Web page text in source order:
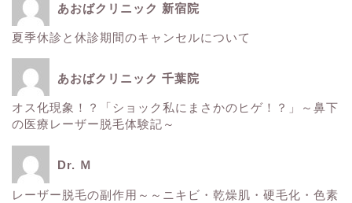
あおばクリニック 新宿院
夏季休診と休診期間のキャンセルについて
あおばクリニック 千葉院
オス化現象！？「ショック私にまさかのヒゲ！？」～鼻下
の医療レーザー脱毛体験記～
Dr. Ｍ
レーザー脱毛の副作用～～ニキビ・乾燥肌・硬毛化・色素
■美容情報■
健康